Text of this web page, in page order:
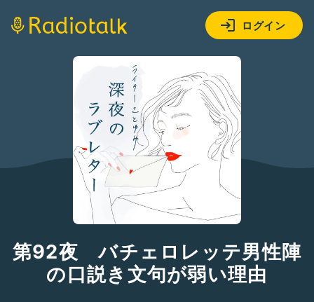
ログイン
第92夜 バチェロレッテ男性陣
の口説き文句が弱い理由